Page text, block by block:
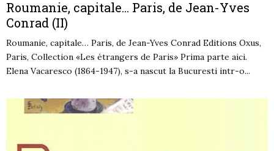
Roumanie, capitale… Paris, de Jean-Yves
Conrad (II)
Roumanie, capitale… Paris, de Jean-Yves Conrad Editions Oxus,
Paris, Collection «Les étrangers de Paris» Prima parte aici.
Elena Vacaresco (1864-1947), s-a nascut la Bucuresti intr-o...